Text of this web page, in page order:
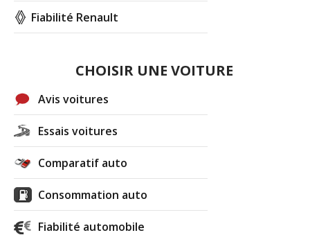
Fiabilité Renault
CHOISIR UNE VOITURE
Avis voitures
Essais voitures
Comparatif auto
Consommation auto
Fiabilité automobile